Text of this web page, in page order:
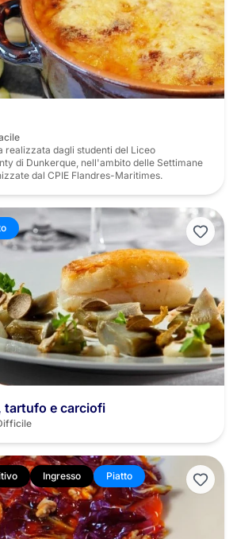
realizzata dagli studenti del Liceo
di Dunkerque, nell'ambito delle Settimane
dal CPIE Flandres-Maritimes.
tartufo e carciofi
Ingresso Piatto